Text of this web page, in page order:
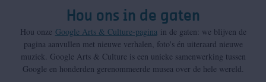
Hou ons in de gaten
Hou onze Google Arts & Culture-paginain de gaten: we blijven de
pagina aanvullen met nieuwe verhalen, foto's én uiteraard nieuwe
muziek. Google Arts & Culture is een unieke samenwerking tussen
Google en honderden gerenommeerde musea over de hele wereld.